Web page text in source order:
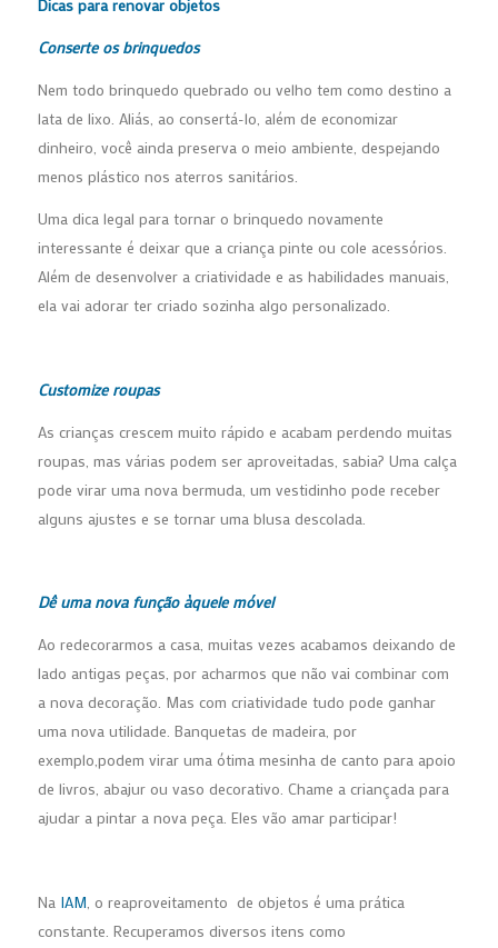
Dicas para renovar objetos
Conserte os brinquedos
Nem todo brinquedo quebrado ou velho tem como destino a
lata de lixo. Aliás, ao consertá-lo, além de economizar
dinheiro, você ainda preserva o meio ambiente, despejando
menos plástico nos aterros sanitários.
Uma dica legal para tornar o brinquedo novamente
interessante é deixar que a criança pinte ou cole acessórios.
Além de desenvolver a criatividade e as habilidades manuais,
ela vai adorar ter criado sozinha algo personalizado.
Customize roupas
As crianças crescem muito rápido e acabam perdendo muitas
roupas, mas várias podem ser aproveitadas, sabia? Uma calça
pode virar uma nova bermuda, um vestidinho pode receber
alguns ajustes e se tornar uma blusa descolada.
Dê uma nova função àquele móvel
Ao redecorarmos a casa, muitas vezes acabamos deixando de
lado antigas peças, por acharmos que não vai combinar com
a nova decoração. Mas com criatividade tudo pode ganhar
uma nova utilidade. Banquetas de madeira, por
exemplo,podem virar uma ótima mesinha de canto para apoio
de livros, abajur ou vaso decorativo. Chame a criançada para
ajudar a pintar a nova peça. Eles vão amar participar!
Na IAM, o reaproveitamento de objetos é uma prática
constante. Recuperamos diversos itens como